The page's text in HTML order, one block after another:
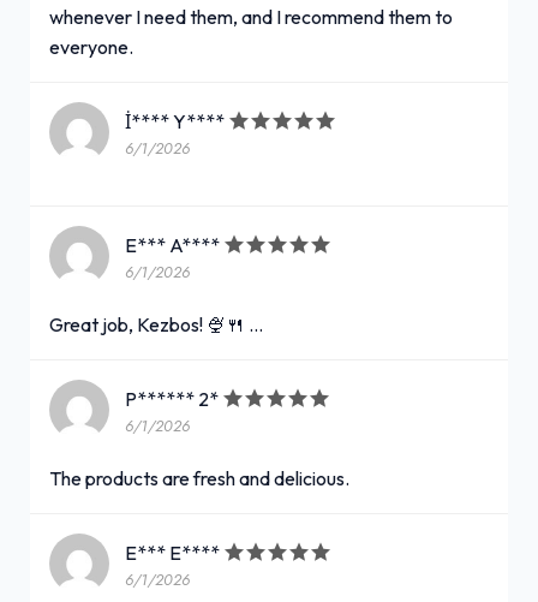
whenever I need them, and I recommend them to
everyone.
İ**** Y****
6/1/2026
E*** A****
6/1/2026
Great job, Kezbos! 🍨🍴 …
P****** 2*
6/1/2026
The products are fresh and delicious.
E*** E****
6/1/2026